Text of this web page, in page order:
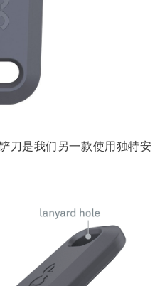
刀是我们另一款使用独特安